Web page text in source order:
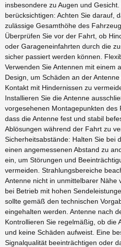
insbesondere zu Augen und
berücksichtigen: Achten Sie darauf,
zulässige Gesamthöhe des
Überprüfen Sie vor der Fahrt, ob
oder Garageneinfahrten durch die
sicher passiert werden können.
Verwenden Sie Antennen mit einem
Design, um Schäden an der
Kontakt mit Hindernissen zu
Installieren Sie die Antenne
vorgesehenen Montagepunkten des
dass die Antenne fest und stabil
Ablösungen während der Fahrt zu
Sicherheitsabstände: Halten Sie bei
einen angemessenen Abstand zu
ein, um Störungen und
vermeiden. Strahlungsbereiche
Antenne nicht in unmittelbarer Nähe
bei Betrieb mit hohen
sollte gemäß den technischen
eingehalten werden. Antenne nach
Kontrollieren Sie regelmäßig, ob die
und keine Schäden aufweist. Eine
Signalqualität beeinträchtigen oder